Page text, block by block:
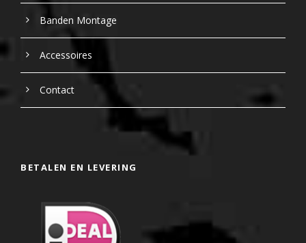
Banden Montage
Accessoires
Contact
BETALEN EN LEVERING